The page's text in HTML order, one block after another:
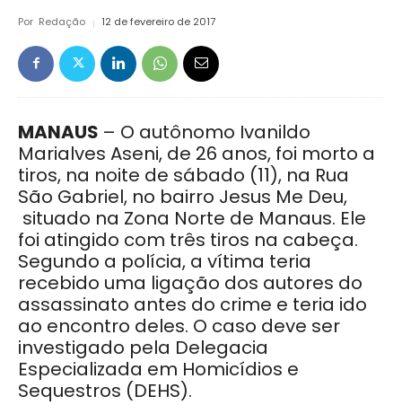
Amazônia
Por Redação 12 de fevereiro de 2017
MANAUS – O autônomo Ivanildo
Marialves Aseni, de 26 anos, foi morto a
tiros, na noite de sábado (11), na Rua
São Gabriel, no bairro Jesus Me Deu,
situado na Zona Norte de Manaus. Ele
foi atingido com três tiros na cabeça.
Segundo a polícia, a vítima teria
recebido uma ligação dos autores do
assassinato antes do crime e teria ido
ao encontro deles. O caso deve ser
investigado pela Delegacia
Especializada em Homicídios e
Sequestros (DEHS).